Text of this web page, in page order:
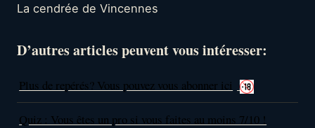
La cendrée de Vincennes
D’autres articles peuvent vous intéresser:
Plus de repérés? Vous pouvez vous abonner ici
Quiz : Vous êtes un pro si vous faites au moins 7/10 !